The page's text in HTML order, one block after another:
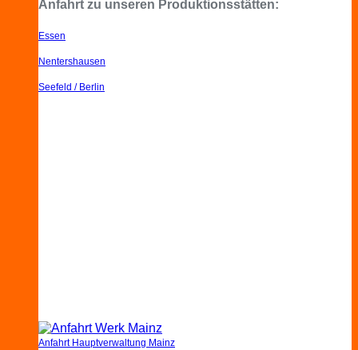
Anfahrt zu unseren Produktionsstätten:
Essen
Nentershausen
Seefeld / Berlin
Anfahrt Hauptverwaltung Mainz